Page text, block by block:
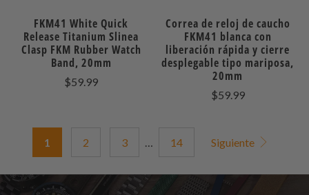
FKM41 White Quick
Release Titanium Slinea
Clasp FKM Rubber Watch
Band, 20mm
$59.99
Correa de reloj de caucho
FKM41 blanca con
liberación rápida y cierre
desplegable tipo mariposa,
20mm
$59.99
1 2 3 … 14 Siguiente